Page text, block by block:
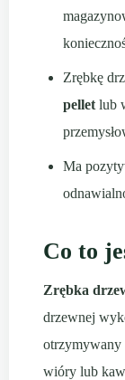
Zrębkę
pellet lub
Ma
Co to
Zrębka
drzewnej
otrzymywany
wióry lub